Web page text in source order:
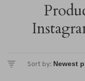
Sort by: